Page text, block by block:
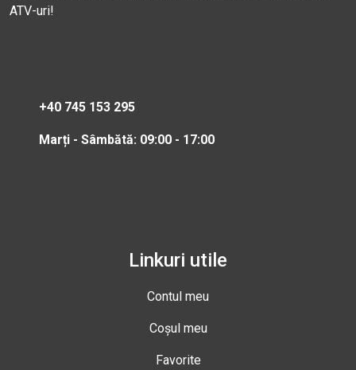
ATV-uri!
+40 745 153 295
Marți - Sâmbătă: 09:00 - 17:00
Linkuri utile
Contul meu
Coșul meu
Favorite